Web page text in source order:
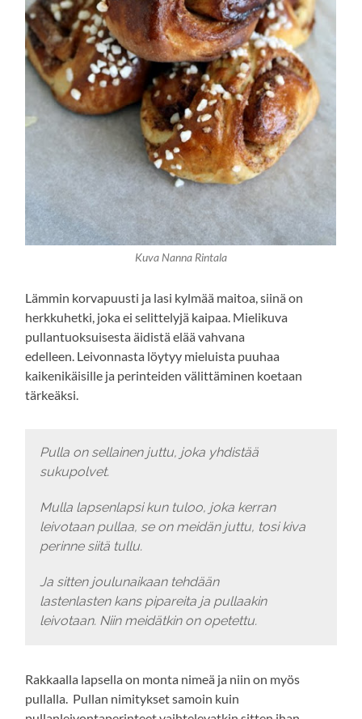
Kuva Nanna Rintala
Lämmin korvapuusti ja lasi kylmää maitoa, siinä on
herkkuhetki, joka ei selittelyjä kaipaa. Mielikuva
pullantuoksuisesta äidistä elää vahvana
edelleen. Leivonnasta löytyy mieluista puuhaa
kaikenikäisille ja perinteiden välittäminen koetaan
tärkeäksi.
Pulla on sellainen juttu, joka yhdistää
sukupolvet.
Mulla lapsenlapsi kun tuloo, joka kerran
leivotaan pullaa, se on meidän juttu, tosi kiva
perinne siitä tullu.
Ja sitten joulunaikaan tehdään
lastenlasten kans pipareita ja pullaakin
leivotaan. Niin meidätkin on opetettu.
Rakkaalla lapsella on monta nimeä ja niin on myös
pullalla. Pullan nimitykset samoin kuin